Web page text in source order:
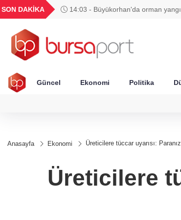
SON DAKİKA 14:03 - Büyükorhan'da orman
GEL
18,1988
16,2478
28,0626
Güncel Ekonomi Politika
Anasayfa Ekonomi Üreticilere tüccar uyarısı:
Üreticilere